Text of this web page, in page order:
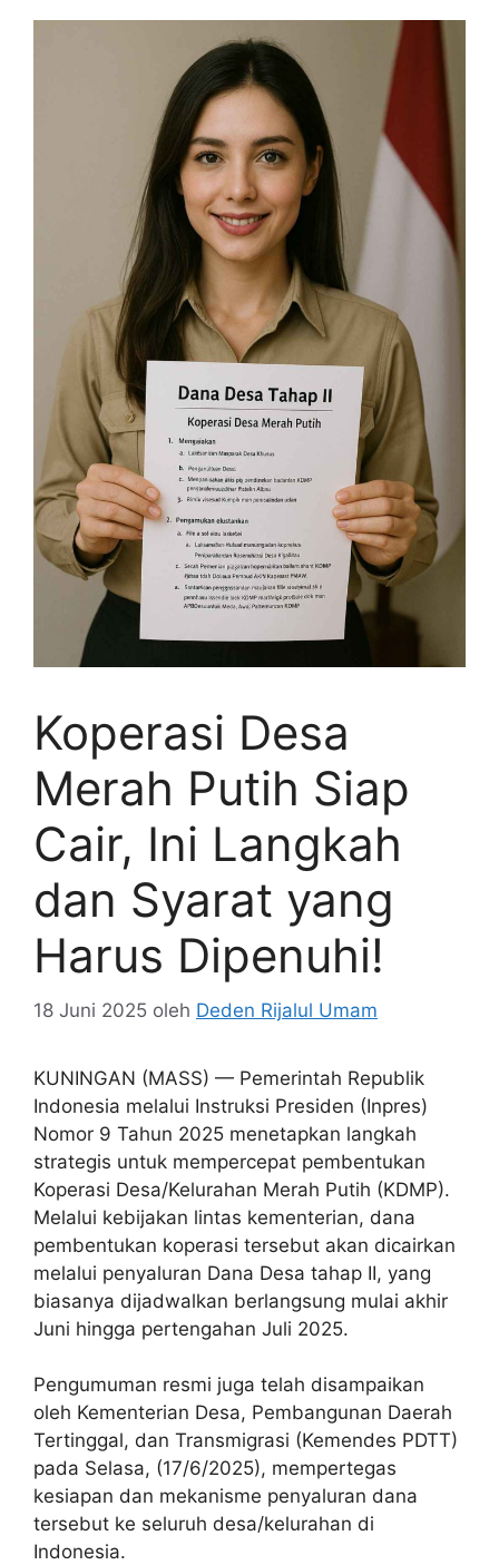
Koperasi Desa
Merah Putih Siap
Cair, Ini Langkah
dan Syarat yang
Harus Dipenuhi!
18 Juni 2025 oleh Deden Rijalul Umam
KUNINGAN (MASS) — Pemerintah Republik
Indonesia melalui Instruksi Presiden (Inpres)
Nomor 9 Tahun 2025 menetapkan langkah
strategis untuk mempercepat pembentukan
Koperasi Desa/Kelurahan Merah Putih (KDMP).
Melalui kebijakan lintas kementerian, dana
pembentukan koperasi tersebut akan dicairkan
melalui penyaluran Dana Desa tahap II, yang
biasanya dijadwalkan berlangsung mulai akhir
Juni hingga pertengahan Juli 2025.
Pengumuman resmi juga telah disampaikan
oleh Kementerian Desa, Pembangunan Daerah
Tertinggal, dan Transmigrasi (Kemendes PDTT)
pada Selasa, (17/6/2025), mempertegas
kesiapan dan mekanisme penyaluran dana
tersebut ke seluruh desa/kelurahan di
Indonesia.